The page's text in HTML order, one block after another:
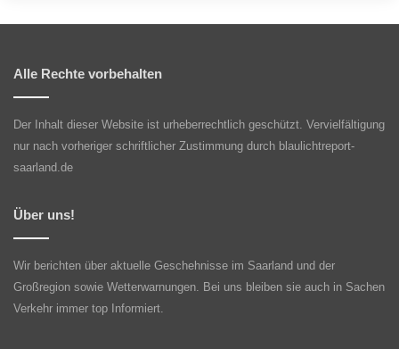
Alle Rechte vorbehalten
Der Inhalt dieser Website ist urheberrechtlich geschützt. Vervielfältigung
nur nach vorheriger schriftlicher Zustimmung durch blaulichtreport-
saarland.de
Über uns!
Wir berichten über aktuelle Geschehnisse im Saarland und der
Großregion sowie Wetterwarnungen. Bei uns bleiben sie auch in Sachen
Verkehr immer top Informiert.